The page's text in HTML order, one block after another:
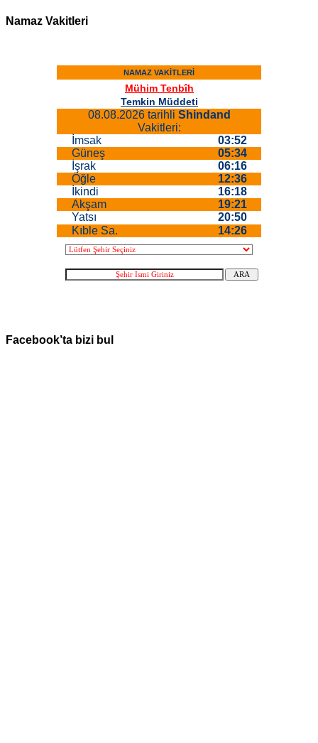
Namaz Vakitleri
Facebook’ta bizi bul